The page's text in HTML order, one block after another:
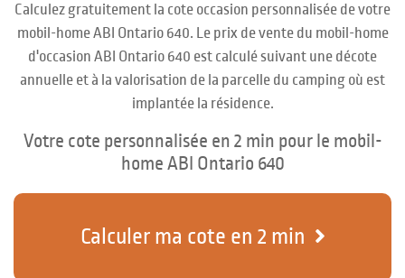
Calculez gratuitement la cote occasion personnalisée de votre
mobil-home ABI Ontario 640. Le prix de vente du mobil-home
d'occasion ABI Ontario 640 est calculé suivant une décote
annuelle et à la valorisation de la parcelle du camping où est
implantée la résidence.
Votre cote personnalisée en 2 min pour le mobil-
home ABI Ontario 640
Calculer ma cote en 2 min